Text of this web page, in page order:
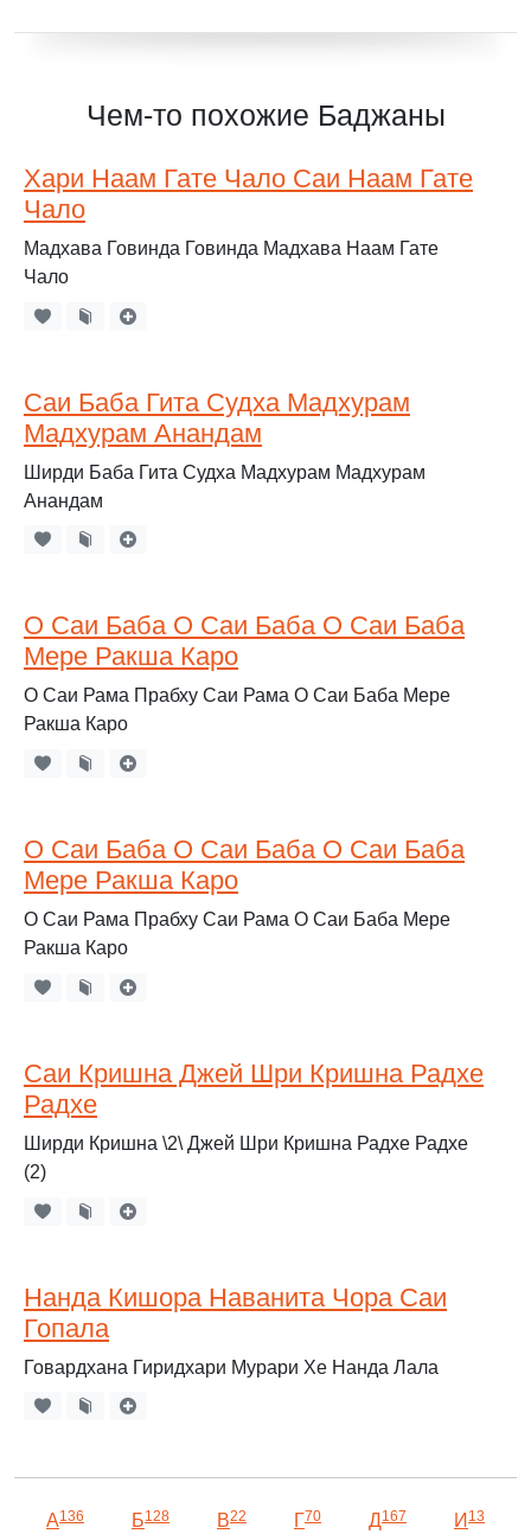
Чем-то похожие Баджаны
Хари Наам Гате Чало Саи Наам Гате
Чало
Мадхава Говинда Говинда Мадхава Наам Гате
Чало
Саи Баба Гита Судха Мадхурам
Мадхурам Анандам
Ширди Баба Гита Судха Мадхурам Мадхурам
Анандам
О Саи Баба О Саи Баба О Саи Баба
Мере Ракша Каро
О Саи Рама Прабху Саи Рама О Саи Баба Мере
Ракша Каро
О Саи Баба О Саи Баба О Саи Баба
Мере Ракша Каро
О Саи Рама Прабху Саи Рама О Саи Баба Мере
Ракша Каро
Саи Кришна Джей Шри Кришна Радхе
Радхе
Ширди Кришна \2\ Джей Шри Кришна Радхе Радхе
(2)
Нанда Кишора Наванита Чора Саи
Гопала
Говардхана Гиридхари Мурари Хе Нанда Лала
А136 Б128 В22 Г70 Д167 И 13